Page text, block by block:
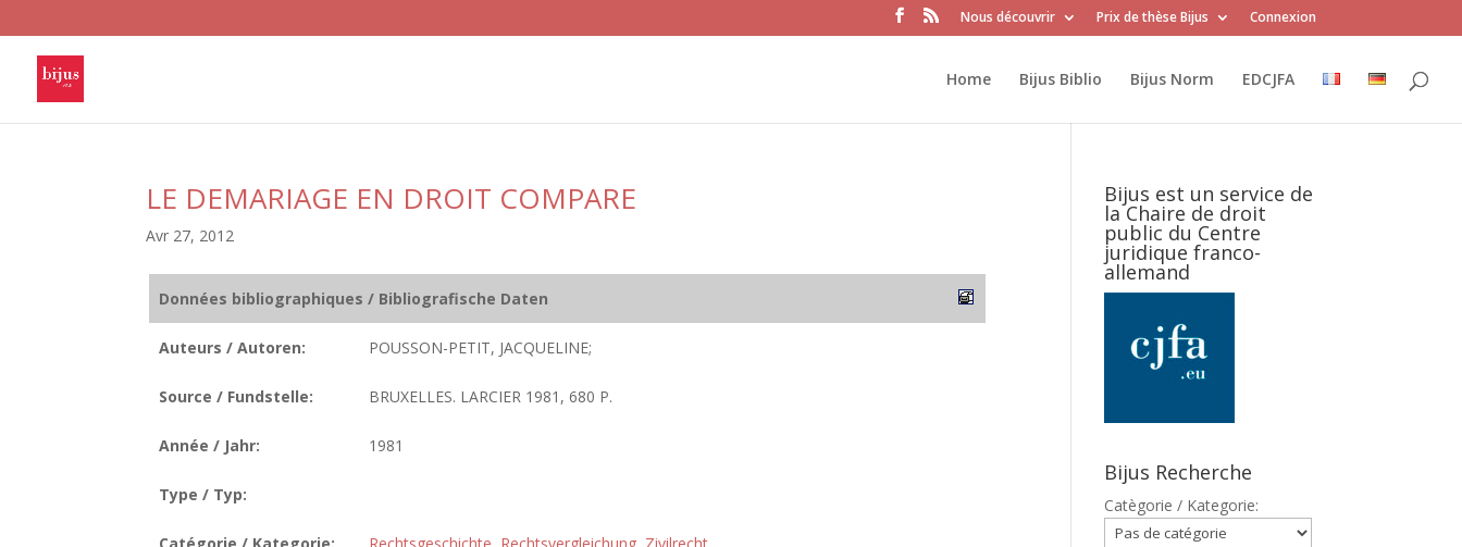
Nous découvrir Prix de thèse Bijus Connexion
Home Bijus Biblio Bijus Norm EDCJFA
LE DEMARIAGE EN DROIT COMPARE
Avr 27, 2012
Données bibliographiques / Bibliografische Daten
Auteurs / Autoren: POUSSON-PETIT, JACQUELINE;
Source / Fundstelle: BRUXELLES. LARCIER 1981, 680 P.
Année / Jahr: 1981
Type / Typ:
Bijus est un service de
la Chaire de droit
public du Centre
juridique franco-
allemand
Bijus Recherche
Catègorie / Kategorie: